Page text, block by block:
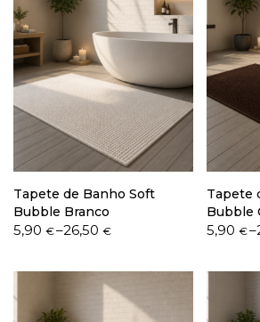
Tapete de Banho Soft
Bubble Branco
5,90 €–26,50€
Price
26,50 €
Tapete
Bubble
5,90 €–
Price
26,50 €